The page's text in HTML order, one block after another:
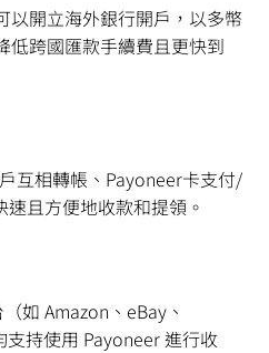
以開立海外銀行開戶，以多幣
低跨國匯款手續費且更快到
互相轉帳、Payoneer卡支付/
且方便地收款和提領。
如 Amazon、eBay、
持使用 Payoneer 進行收